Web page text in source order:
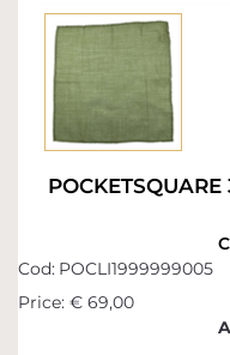
Cod: POCLI1999999005
Price: € 69,00